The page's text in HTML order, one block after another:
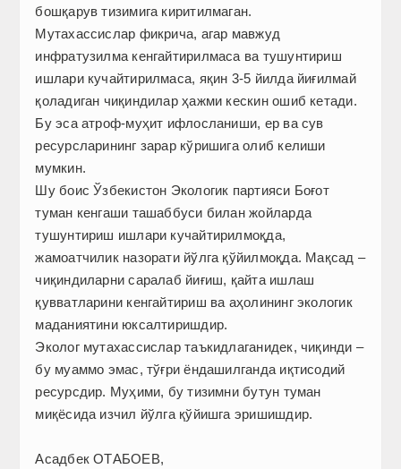
бошқарув тизимига киритилмаган.
Мутахассислар фикрича, агар мавжуд
инфратузилма кенгайтирилмаса ва тушунтириш
ишлари кучайтирилмаса, яқин 3-5 йилда йиғилмай
қоладиган чиқиндилар ҳажми кескин ошиб кетади.
Бу эса атроф-муҳит ифлосланиши, ер ва сув
ресурсларининг зарар кўришига олиб келиши
мумкин.
Шу боис Ўзбекистон Экологик партияси Боғот
туман кенгаши ташаббуси билан жойларда
тушунтириш ишлари кучайтирилмоқда,
жамоатчилик назорати йўлга қўйилмоқда. Мақсад –
чиқиндиларни саралаб йиғиш, қайта ишлаш
қувватларини кенгайтириш ва аҳолининг экологик
маданиятини юксалтиришдир.
Эколог мутахассислар таъкидлаганидек, чиқинди –
бу муаммо эмас, тўғри ёндашилганда иқтисодий
ресурсдир. Муҳими, бу тизимни бутун туман
миқёсида изчил йўлга қўйишга эришишдир.
Асадбек ОТАБОЕВ,